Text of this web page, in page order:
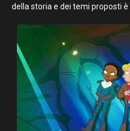
della storia e dei temi proposti